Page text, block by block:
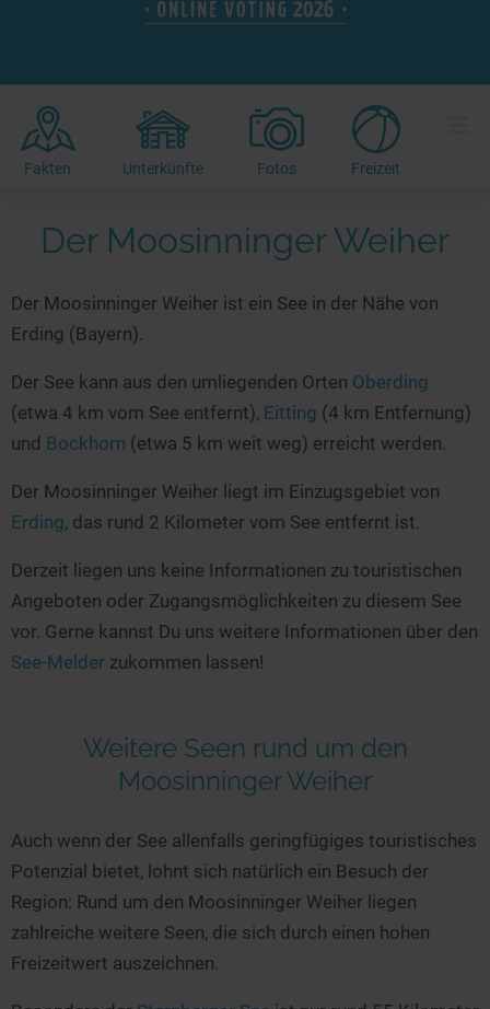
Radtouren am See
Kitesurfen
Kanu- & Kajaktouren
Badeseen in Deutschland
Wellness am See
Romantik Hotels
Urlaub an der Küste
Unterkünfte
Hotels am See
Ferienwohnungen
Camping
Kanu- & Kajak-Urlaub
Wanderurlaub
Bikeurlaub
Auszeit & Wellness
Camping am See
Top-Hotels
Familienhotels
Wellness-Hotels
Biohotels
Ausgefallenes
Häuser auf dem Wasser
Glamping
Seen in Deutschland
Seen in Europa
Überwachte Badestellen
Unsere See-Highlights
Deutschlands schönste Seen
Top Seen nach Bundesländern
Top Seen nach Regionen
Deutschlands Lieblingsseen
Seen in Europa
Österreich
Schweiz
Frankreich
Niederlande
alle Länder…
Fakten Unterkünfte Fotos Freizeit
Der Moosinninger Weiher
Der Moosinninger Weiher ist ein See in der Nähe von
Erding (Bayern).
Der See kann aus den umliegenden Orten Oberding
(etwa 4 km vom See entfernt), Eitting (4 km Entfernung)
und Bockhorn (etwa 5 km weit weg) erreicht werden.
Der Moosinninger Weiher liegt im Einzugsgebiet von
Erding, das rund 2 Kilometer vom See entfernt ist.
Derzeit liegen uns keine Informationen zu touristischen
Angeboten oder Zugangsmöglichkeiten zu diesem See
vor. Gerne kannst Du uns weitere Informationen über den
See-Melder zukommen lassen!
Weitere Seen rund um den
Moosinninger Weiher
Auch wenn der See allenfalls geringfügiges touristisches
Potenzial bietet, lohnt sich natürlich ein Besuch der
Region: Rund um den Moosinninger Weiher liegen
zahlreiche weitere Seen, die sich durch einen hohen
Freizeitwert auszeichnen.